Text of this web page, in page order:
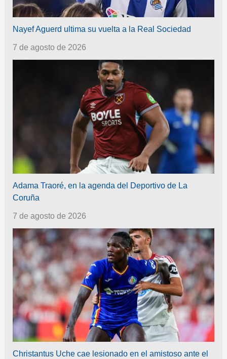
Nayef Aguerd ultima su vuelta a la Real Sociedad
7 de agosto de 2026
Adama Traoré, en la agenda del Deportivo de La
Coruña
7 de agosto de 2026
Christantus Uche cae lesionado en el amistoso ante el